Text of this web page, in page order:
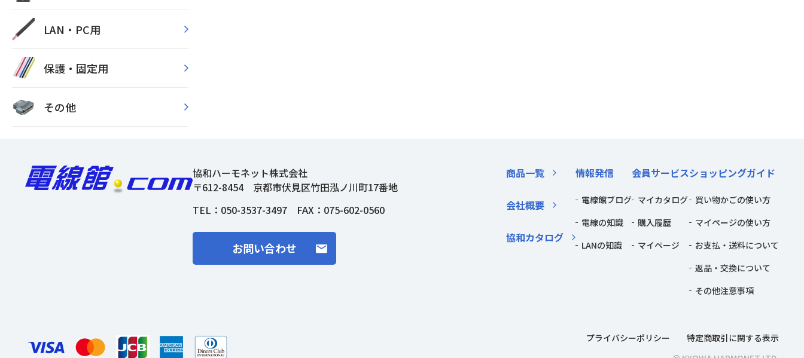
LAN・PC用
保護・固定用
その他
協和ハーモネット株式会社
〒612-8454 京都市伏見区竹田泓ノ川町17番地
TEL： 050-3537-3497 FAX：075-602-0560
お問い合わせ
商品一覧
会社概要
協和カタログ
情報発信
電線館ブログ
電線の知識
LANの知識
会員サービス
マイカタログ
購入履歴
マイページ
ショッピングガイド
買い物かごの使い方
マイページの使い方
お支払・送料について
返品・交換について
その他注意事項
プライバシーポリシー
特定商取引に関する表示